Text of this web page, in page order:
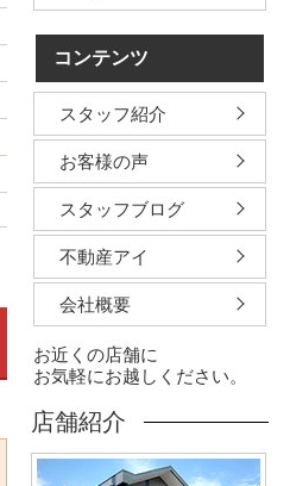
コンテンツ
スタッフ紹介
お客様の声
スタッフブログ
不動産アイ
会社概要
お近くの店舗に
お気軽にお越しください。
店舗紹介